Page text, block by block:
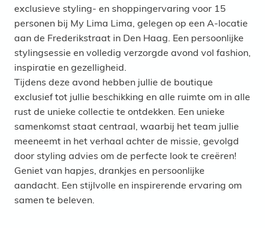
exclusieve styling- en shoppingervaring voor 15
personen bij My Lima Lima, gelegen op een A-locatie
aan de Frederikstraat in Den Haag. Een persoonlijke
stylingsessie en volledig verzorgde avond vol fashion,
inspiratie en gezelligheid.
Tijdens deze avond hebben jullie de boutique
exclusief tot jullie beschikking en alle ruimte om in alle
rust de unieke collectie te ontdekken. Een unieke
samenkomst staat centraal, waarbij het team jullie
meeneemt in het verhaal achter de missie, gevolgd
door styling advies om de perfecte look te creëren!
Geniet van hapjes, drankjes en persoonlijke
aandacht. Een stijlvolle en inspirerende ervaring om
samen te beleven.